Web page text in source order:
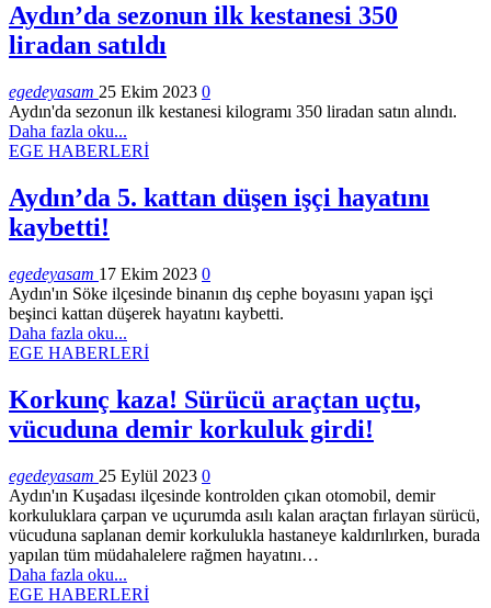
Aydın’da sezonun ilk kestanesi 350
liradan satıldı
egedeyasam 25 Ekim 2023 0
Aydın'da sezonun ilk kestanesi kilogramı 350 liradan satın alındı.
Daha fazla oku...
EGE HABERLERİ
Aydın’da 5. kattan düşen işçi hayatını
kaybetti!
egedeyasam 17 Ekim 2023 0
Aydın'ın Söke ilçesinde binanın dış cephe boyasını yapan işçi
beşinci kattan düşerek hayatını kaybetti.
Daha fazla oku...
EGE HABERLERİ
Korkunç kaza! Sürücü araçtan uçtu,
vücuduna demir korkuluk girdi!
egedeyasam 25 Eylül 2023 0
Aydın'ın Kuşadası ilçesinde kontrolden çıkan otomobil, demir
korkuluklara çarpan ve uçurumda asılı kalan araçtan fırlayan sürücü,
vücuduna saplanan demir korkulukla hastaneye kaldırılırken, burada
yapılan tüm müdahalelere rağmen hayatını…
Daha fazla oku...
EGE HABERLERİ